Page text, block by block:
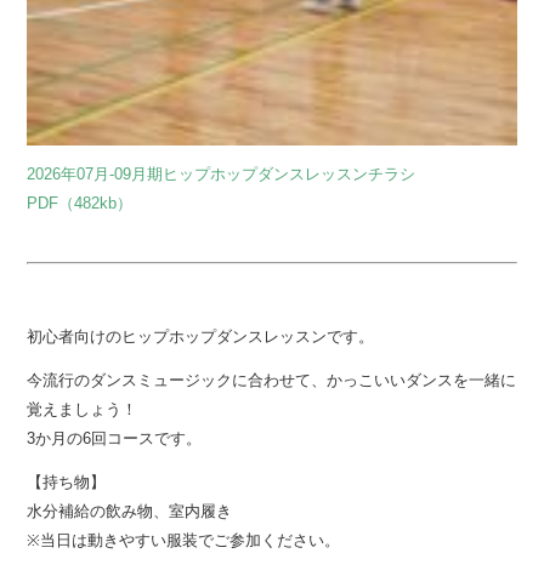
2026年07月-09月期ヒップホップダンスレッスンチラシ
PDF（482kb）
初心者向けのヒップホップダンスレッスンです。
今流行のダンスミュージックに合わせて、かっこいいダンスを一緒に
覚えましょう！
3か月の6回コースです。
【持ち物】
水分補給の飲み物、室内履き
※当日は動きやすい服装でご参加ください。